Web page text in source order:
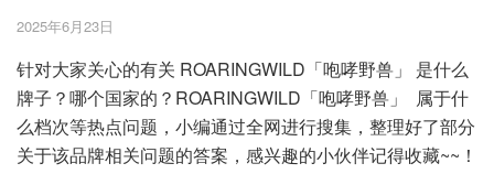
2025年6月23日
针对大家关心的有关 ROARINGWILD「咆哮野兽」 是什么
牌子？哪个国家的？ROARINGWILD「咆哮野兽」 属于什
么档次等热点问题，小编通过全网进行搜集，整理好了部分
关于该品牌相关问题的答案，感兴趣的小伙伴记得收藏~~！